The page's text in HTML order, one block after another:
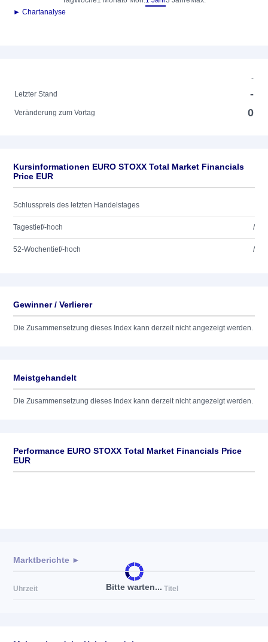
► Chartanalyse
-
Letzter Stand
-
Veränderung zum Vortag 0
Kursinformationen EURO STOXX Total Market Financials
Price EUR
Schlusspreis des letzten Handelstages
Tagestief/-hoch /
52-Wochentief/-hoch /
Gewinner / Verlierer
Die Zusammensetzung dieses Index kann derzeit nicht angezeigt werden.
Meistgehandelt
Die Zusammensetzung dieses Index kann derzeit nicht angezeigt werden.
Performance EURO STOXX Total Market Financials Price
EUR
Bitte warten...
Marktberichte ►
Uhrzeit Titel